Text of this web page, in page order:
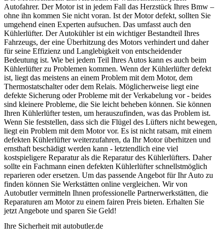
Autofahrer. Der Motor ist in jedem Fall das Herzstück Ihres Bmw –
ohne ihn kommen Sie nicht voran. Ist der Motor defekt, sollten Sie
umgehend einen Experten aufsuchen. Das umfasst auch den
Kühlerlüfter. Der Autokühler ist ein wichtiger Bestandteil Ihres
Fahrzeugs, der eine Überhitzung des Motors verhindert und daher
für seine Effizienz und Langlebigkeit von entscheidender
Bedeutung ist. Wie bei jedem Teil Ihres Autos kann es auch beim
Kühlerlüfter zu Problemen kommen. Wenn der Kühlerlüfter defekt
ist, liegt das meistens an einem Problem mit dem Motor, dem
Thermostatschalter oder dem Relais. Möglicherweise liegt eine
defekte Sicherung oder Probleme mit der Verkabelung vor - beides
sind kleinere Probleme, die Sie leicht beheben können. Sie können
Ihren Kühlerlüfter testen, um herauszufinden, was das Problem ist.
Wenn Sie feststellen, dass sich die Flügel des Lüfters nicht bewegen,
liegt ein Problem mit dem Motor vor. Es ist nicht ratsam, mit einem
defekten Kühlerlüfter weiterzufahren, da Ihr Motor überhitzen und
ernsthaft beschädigt werden kann - letztendlich eine viel
kostspieligere Reparatur als die Reparatur des Kühlerlüfters. Daher
sollte ein Fachmann einen defekten Kühlerlüfter schnellstmöglich
reparieren oder ersetzen. Um das passende Angebot für Ihr Auto zu
finden können Sie Werkstätten online vergleichen. Wir von
Autobutler vermitteln Ihnen professionelle Partnerwerkstätten, die
Reparaturen am Motor zu einem fairen Preis bieten. Erhalten Sie
jetzt Angebote und sparen Sie Geld!
Ihre Sicherheit mit autobutler.de